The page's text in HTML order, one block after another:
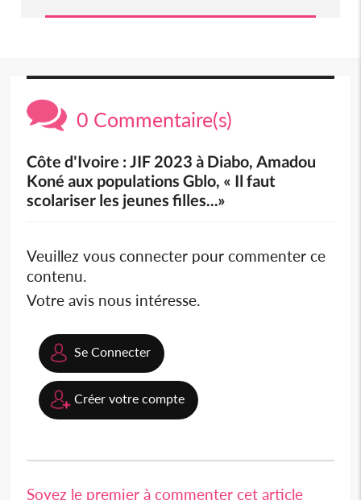
0 Commentaire(s)
Côte d'Ivoire : JIF 2023 à Diabo, Amadou
Koné aux populations Gblo, « Il faut
scolariser les jeunes filles...»
Veuillez vous connecter pour commenter ce
contenu.
Votre avis nous intéresse.
Se Connecter
Créer votre compte
Soyez le premier à commenter cet article